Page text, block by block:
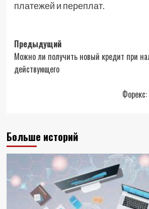
платежей и переплат.
Навигация
записи
Предыдущий
Можно ли получить новый кредит при
действующего
Больше историй